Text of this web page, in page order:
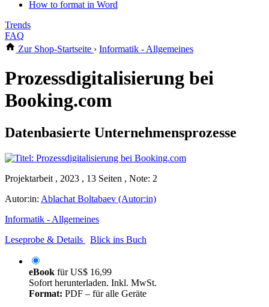
How to format in Word
Trends
FAQ
Zur Shop-Startseite › Informatik - Allgemeines
Prozessdigitalisierung bei
Booking.com
Datenbasierte Unternehmensprozesse
Projektarbeit , 2023 , 13 Seiten , Note: 2
Autor:in: Ablachat Boltabaev (Autor:in)
Informatik - Allgemeines
Leseprobe & Details
Blick ins Buch
eBook fürUS$ 16,99
Sofort herunterladen. Inkl. MwSt.
Format: PDF – für alle Geräte